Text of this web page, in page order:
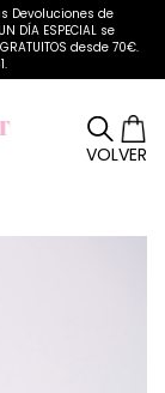
Devoluciones de
DÍA ESPECIAL se
desde 70€.
VOLVER